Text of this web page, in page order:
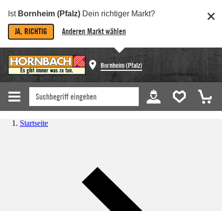
Ist Bornheim (Pfalz) Dein richtiger Markt?
JA, RICHTIG Anderen Markt wählen
Bornheim (Pfalz)
Startseite